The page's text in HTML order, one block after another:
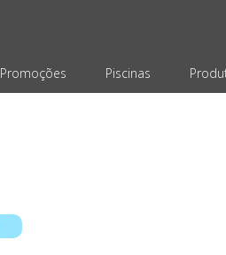
Promoções Piscinas